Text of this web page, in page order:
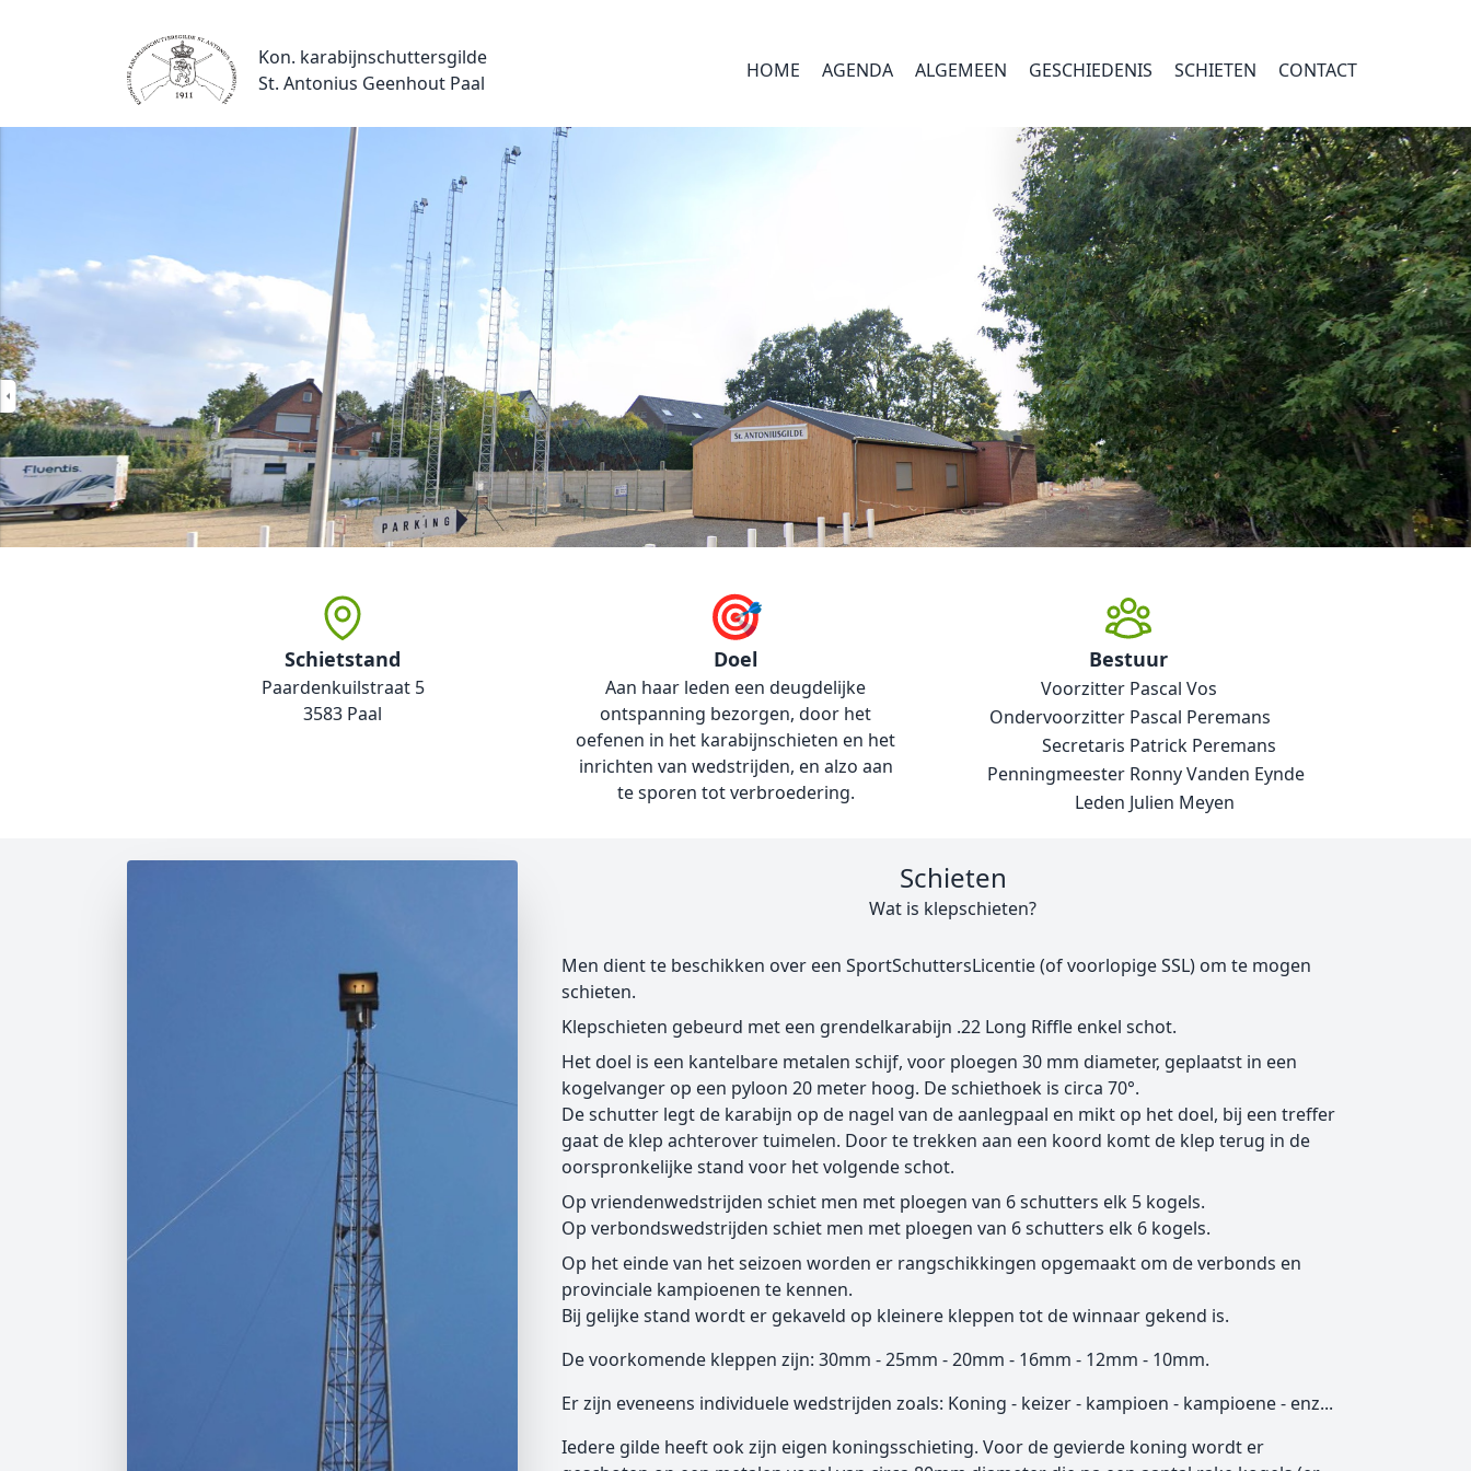
Kon. karabijnschuttersgilde
St. Antonius Geenhout Paal
HOME AGENDA ALGEMEEN GESCHIEDENIS SCHIETEN CONTACT
Schietstand
Paardenkuilstraat 5
3583 Paal
Doel
Aan haar leden een deugdelijke
ontspanning bezorgen, door het
oefenen in het karabijnschieten en het
inrichten van wedstrijden, en alzo aan
te sporen tot verbroedering.
Bestuur
Voorzitter Pascal Vos
Ondervoorzitter Pascal Peremans
Secretaris Patrick Peremans
Penningmeester Ronny Vanden Eynde
Leden Julien Meyen
Schieten
Wat is klepschieten?
Men dient te beschikken over een SportSchuttersLicentie (of voorlopige SSL) om te mogen
schieten.
Klepschieten gebeurd met een grendelkarabijn .22 Long Riffle enkel schot.
Het doel is een kantelbare metalen schijf, voor ploegen 30 mm diameter, geplaatst in een
kogelvanger op een pyloon 20 meter hoog. De schiethoek is circa 70°.
De schutter legt de karabijn op de nagel van de aanlegpaal en mikt op het doel, bij een treffer
gaat de klep achterover tuimelen. Door te trekken aan een koord komt de klep terug in de
oorspronkelijke stand voor het volgende schot.
Op vriendenwedstrijden schiet men met ploegen van 6 schutters elk 5 kogels.
Op verbondswedstrijden schiet men met ploegen van 6 schutters elk 6 kogels.
Op het einde van het seizoen worden er rangschikkingen opgemaakt om de verbonds en
provinciale kampioenen te kennen.
Bij gelijke stand wordt er gekaveld op kleinere kleppen tot de winnaar gekend is.
De voorkomende kleppen zijn: 30mm - 25mm - 20mm - 16mm - 12mm - 10mm.
Er zijn eveneens individuele wedstrijden zoals: Koning - keizer - kampioen - kampioene - enz...
Iedere gilde heeft ook zijn eigen koningsschieting. Voor de gevierde koning wordt er